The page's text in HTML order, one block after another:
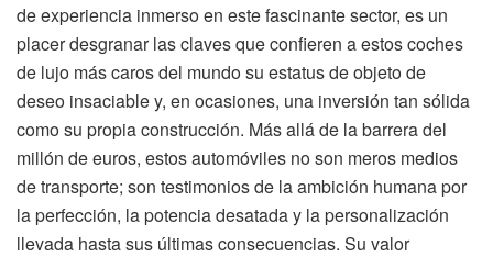
de experiencia inmerso en este fascinante sector, es un
placer desgranar las claves que confieren a estos coches
de lujo más caros del mundo su estatus de objeto de
deseo insaciable y, en ocasiones, una inversión tan sólida
como su propia construcción. Más allá de la barrera del
millón de euros, estos automóviles no son meros medios
de transporte; son testimonios de la ambición humana por
la perfección, la potencia desatada y la personalización
llevada hasta sus últimas consecuencias. Su valor